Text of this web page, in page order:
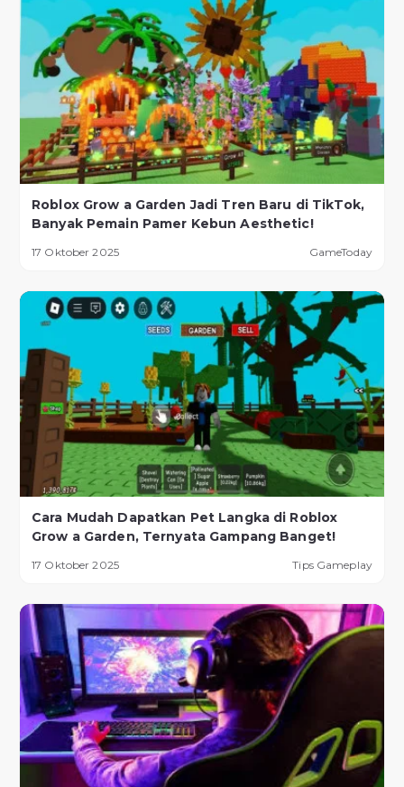
Roblox Grow a Garden Jadi Tren Baru di TikTok,
Banyak Pemain Pamer Kebun Aesthetic!
17 Oktober 2025 GameToday
Cara Mudah Dapatkan Pet Langka di Roblox
Grow a Garden, Ternyata Gampang Banget!
17 Oktober 2025 Tips Gameplay